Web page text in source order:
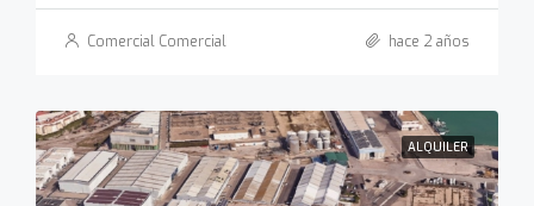
Comercial Comercial hace 2 años
ALQUILER